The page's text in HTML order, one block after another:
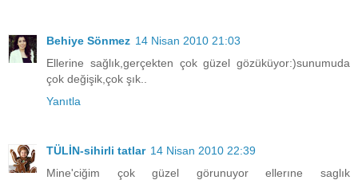
Behiye Sönmez 14 Nisan 2010 21:03
Ellerine sağlık,gerçekten çok güzel gözüküyor:)sunumuda
çok değişik,çok şık..
Yanıtla
TÜLİN-sihirli tatlar 14 Nisan 2010 22:39
Mine'ciğim çok güzel görunuyor ellerıne saglık